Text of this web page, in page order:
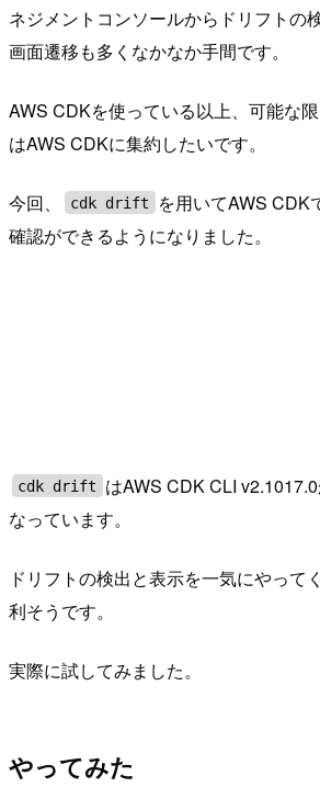
ネジメントコンソールからドリフトの
画面遷移も多くなかなか手間です。
AWS CDKを使っている以上、可能な
はAWS CDKに集約したいです。
今回、 cdk drift
を用いてAWS CDK
確認ができるようになりました。
cdk drift
はAWS CDK CLI
なっています。
ドリフトの検出と表示を一気にやって
利そうです。
実際に試してみました。
やってみた